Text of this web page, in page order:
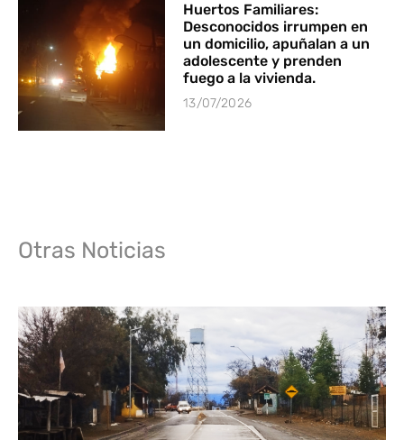
Huertos Familiares:
Desconocidos irrumpen en
un domicilio, apuñalan a un
adolescente y prenden
fuego a la vivienda.
13/07/2026
Otras Noticias